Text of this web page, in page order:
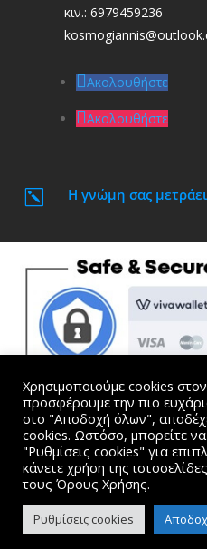
κιν.: 6979459236
Ακολουθήστε
Ακολουθήστε
k Η γνώμη σας μετράει
Όλες οι τιμές
Χρήσης και
website created by Dimitris
Χρησιμοποιούμε cookies
προσφέρουμε την πιο
στο "Αποδοχή όλων",
cookies. Ωστόσο, μπορείτε να
"Ρυθμίσεις cookies" για
κάνετε χρήση της
τους Όρους Χρήσης.
Ρυθμίσεις cookies